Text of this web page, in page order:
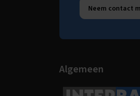
Neem contact
Algemeen